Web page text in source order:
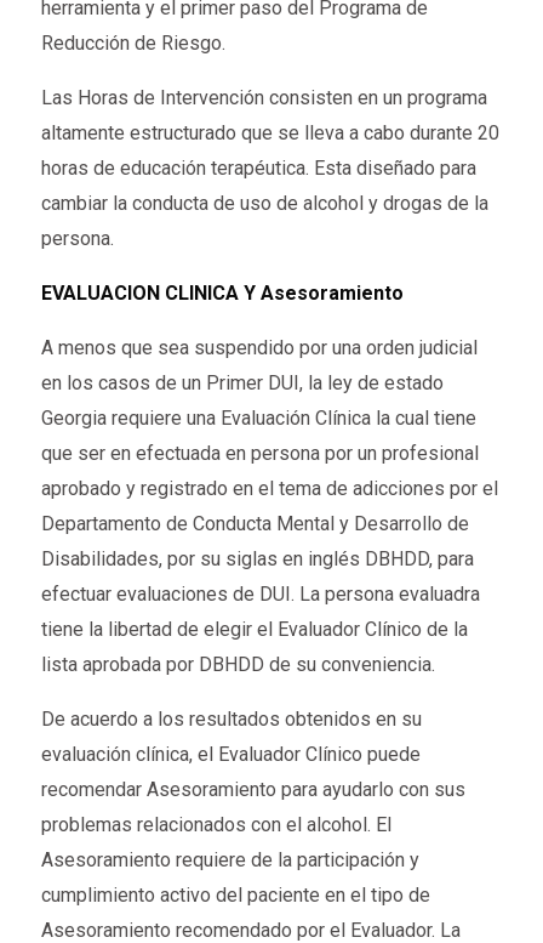
herramienta y el primer paso del Programa de
Reducción de Riesgo.
Las Horas de Intervención consisten en un programa
altamente estructurado que se lleva a cabo durante 20
horas de educación terapéutica. Esta diseñado para
cambiar la conducta de uso de alcohol y drogas de la
persona.
EVALUACION CLINICA Y Asesoramiento
A menos que sea suspendido por una orden judicial
en los casos de un Primer DUI, la ley de estado
Georgia requiere una Evaluación Clínica la cual tiene
que ser en efectuada en persona por un profesional
aprobado y registrado en el tema de adicciones por el
Departamento de Conducta Mental y Desarrollo de
Disabilidades, por su siglas en inglés DBHDD, para
efectuar evaluaciones de DUI. La persona evaluadra
tiene la libertad de elegir el Evaluador Clínico de la
lista aprobada por DBHDD de su conveniencia.
De acuerdo a los resultados obtenidos en su
evaluación clínica, el Evaluador Clínico puede
recomendar Asesoramiento para ayudarlo con sus
problemas relacionados con el alcohol. El
Asesoramiento requiere de la participación y
cumplimiento activo del paciente en el tipo de
Asesoramiento recomendado por el Evaluador. La